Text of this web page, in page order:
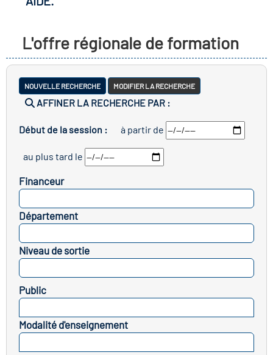
les métiers
clés métiers et
lieu d'information ou
de l'Economie
Solidaire (ESS)
du secteur sanitaire
de l'Industrie
emploi-formation
des transitions
de construction)
L'offre régionale de formation
NOUVELLE RECHERCHE MODIFIER LA RECHERCHE
AFFINER LA RECHERCHE PAR :
Début de la session : à partir de
au plus tard le
Financeur
Département
Niveau de sortie
Public
Modalité d'enseignement